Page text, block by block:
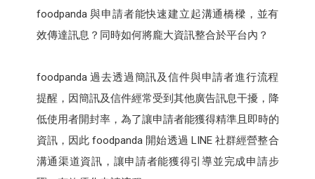
foodpanda 與申請者能快速建立起溝通橋樑，並有
效傳達訊息？同時如何將龐大資訊整合於平台內？
foodpanda 過去透過簡訊及信件與申請者進行流程
提醒，因簡訊及信件經常受到其他廣告訊息干擾，降
低使用者開封率，為了讓申請者能獲得精準且即時的
資訊，因此 foodpanda 開始透過 LINE 社群經營整合
溝通渠道資訊，讓申請者能獲得引導並完成申請步